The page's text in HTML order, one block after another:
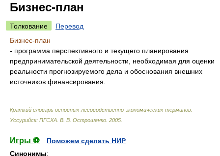
Бизнес-план
Толкование
Перевод
Бизнес-план
- программа перспективного и текущего планирования
предпринимательской деятельности, необходимая для оценки
реальности прогнозируемого дела и обоснования внешних
источников финансирования.
Краткий словарь основных лесоводственно-экономических терминов. —
Уссурийск: ПГСХА В. В. Острошенко 2005
Игры ⚽
Поможем сделать НИР
Синонимы: